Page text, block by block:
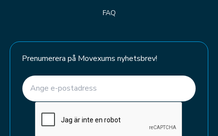
FAQ
Prenumerera på Movexums nyhetsbrev!
E-post